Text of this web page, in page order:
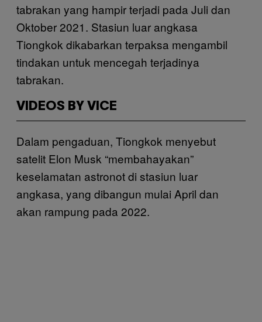
tabrakan yang hampir terjadi pada Juli dan
Oktober 2021. Stasiun luar angkasa
Tiongkok dikabarkan terpaksa mengambil
tindakan untuk mencegah terjadinya
tabrakan.
VIDEOS BY VICE
Dalam pengaduan, Tiongkok menyebut
satelit Elon Musk “membahayakan”
keselamatan astronot di stasiun luar
angkasa, yang dibangun mulai April dan
akan rampung pada 2022.